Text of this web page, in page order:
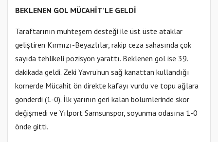
BEKLENEN GOL MÜCAHİT’LE GELDİ
Taraftarının muhteşem desteği ile üst üste ataklar
geliştiren Kırmızı-Beyazlılar, rakip ceza sahasında çok
sayıda tehlikeli pozisyon yarattı. Beklenen gol ise 39.
dakikada geldi. Zeki Yavru’nun sağ kanattan kullandığı
kornerde Mücahit ön direkte kafayı vurdu ve topu ağlara
gönderdi (1-0). İlk yarının geri kalan bölümlerinde skor
değişmedi ve Yılport Samsunspor, soyunma odasına 1-0
önde gitti.